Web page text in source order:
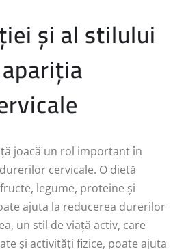
și al stilului
joacă un rol important în
cervicale. O dietă
legume, proteine și
ajuta la reducerea durerilor
un stil de viață activ, care
și activități fizice, poate ajuta